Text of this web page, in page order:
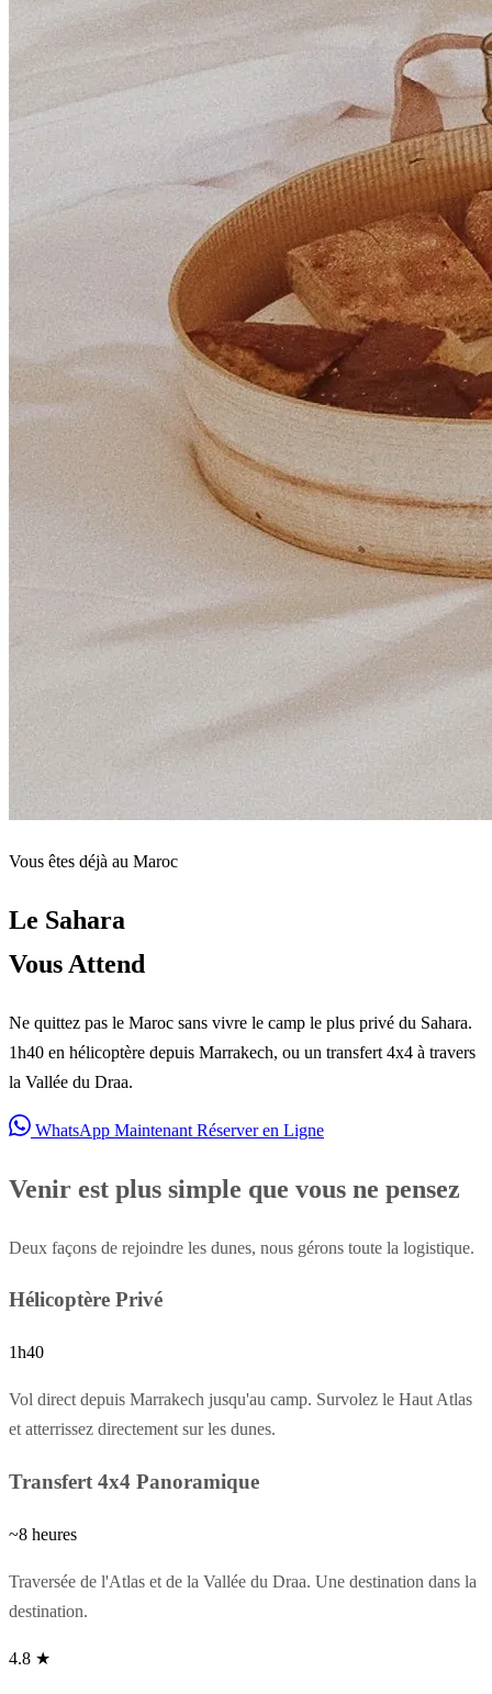
Vous êtes déjà au Maroc
Le Sahara
Vous Attend
Ne quittez pas le Maroc sans vivre le camp le plus privé du Sahara.
1h40 en hélicoptère depuis Marrakech, ou un transfert 4x4 à travers
la Vallée du Draa.
WhatsApp Maintenant Réserver en Ligne
Venir est plus simple que vous ne pensez
Deux façons de rejoindre les dunes, nous gérons toute la logistique.
Hélicoptère Privé
1h40
Vol direct depuis Marrakech jusqu'au camp. Survolez le Haut Atlas
et atterrissez directement sur les dunes.
Transfert 4x4 Panoramique
~8 heures
Traversée de l'Atlas et de la Vallée du Draa. Une destination dans la
destination.
4.8 ★